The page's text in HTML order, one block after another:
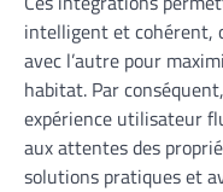
intelligent et cohérent,
avec l’autre pour
habitat. Par
expérience utilisateur
aux attentes des
solutions pratiques et